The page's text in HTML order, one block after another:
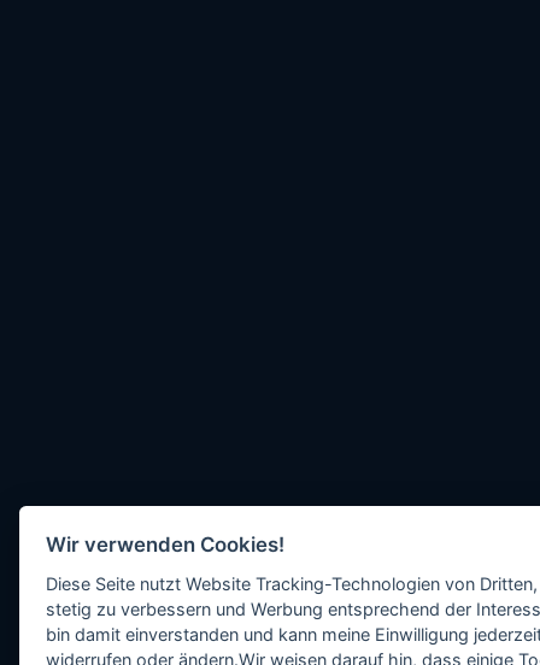
Wir verwenden Cookies!
Diese Seite nutzt Website Tracking-Technologien von
stetig zu verbessern und Werbung entsprechend der
bin damit einverstanden und kann meine Einwilligung
widerrufen oder ändern.Wir weisen darauf hin, dass einige